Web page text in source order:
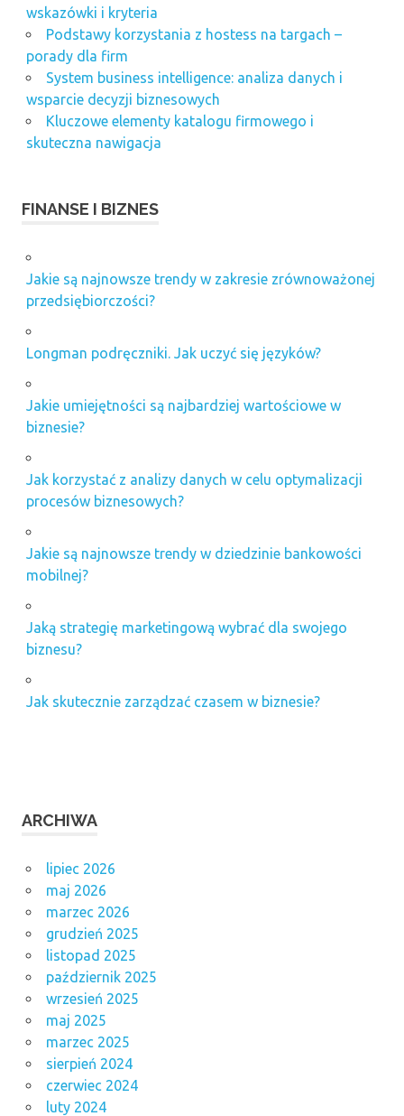
wskazówki i kryteria
Podstawy korzystania z hostess na targach –
porady dla firm
System business intelligence: analiza danych i
wsparcie decyzji biznesowych
Kluczowe elementy katalogu firmowego i
skuteczna nawigacja
FINANSE I BIZNES
Jakie są najnowsze trendy w zakresie zrównoważonej
przedsiębiorczości?
Longman podręczniki. Jak uczyć się języków?
Jakie umiejętności są najbardziej wartościowe w
biznesie?
Jak korzystać z analizy danych w celu optymalizacji
procesów biznesowych?
Jakie są najnowsze trendy w dziedzinie bankowości
mobilnej?
Jaką strategię marketingową wybrać dla swojego
biznesu?
Jak skutecznie zarządzać czasem w biznesie?
ARCHIWA
lipiec 2026
maj 2026
marzec 2026
grudzień 2025
listopad 2025
październik 2025
wrzesień 2025
maj 2025
marzec 2025
sierpień 2024
czerwiec 2024
luty 2024